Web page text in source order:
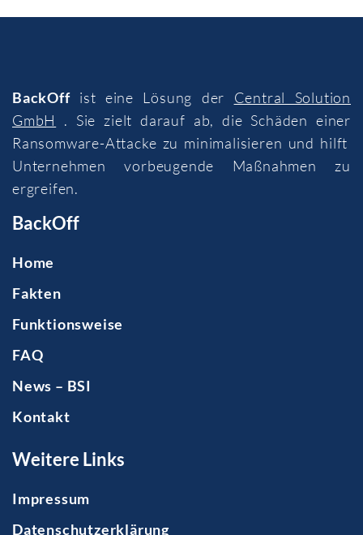
BackOffist eine Lösung der Central Solution
GmbH
. Sie zielt darauf ab, die Schäden einer
Ransomware-Attacke zu minimalisieren und hilft
Unternehmen vorbeugende Maßnahmen zu
ergreifen.
BackOff
Home
Fakten
Funktionsweise
FAQ
News – BSI
Kontakt
Weitere Links
Impressum
Datenschutzerklärung